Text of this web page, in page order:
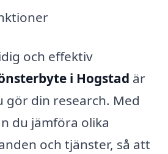
och effektiv
i Hogstad är
din research. Med
du jämföra olika
och tjänster, så att